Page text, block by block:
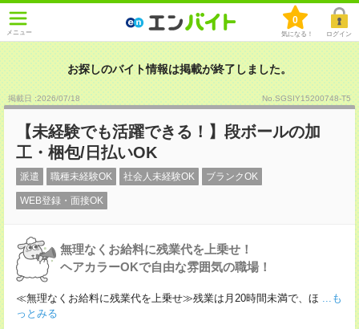
メニュー
0
気になる！ ログイン
お探しのバイト情報は掲載が終了しました。
掲載日 :2026/07/18 No.SGSIY15200748-T5
【未経験でも活躍できる！】段ボールの加
工・梱包/日払いOK
派遣 職種未経験OK 社会人未経験OK ブランクOK
WEB登録・面接OK
無理なくお給料に残業代を上乗せ！
ヘアカラーOKで自由な雰囲気の職場！
≪無理なくお給料に残業代を上乗せ≫残業は月20時間未満で、ほ ...も
っとみる